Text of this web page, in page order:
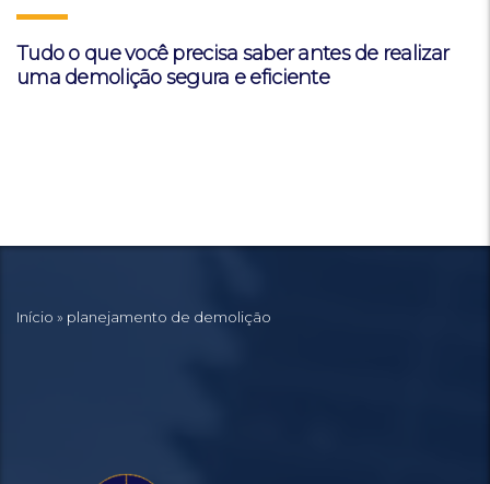
Tudo o que você precisa saber antes de realizar
uma demolição segura e eficiente
Início » planejamento de demolição